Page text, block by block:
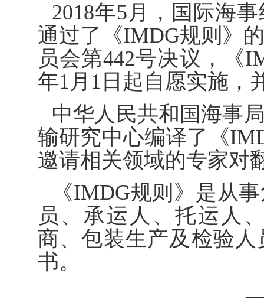
2018年5月，国际海
通过了《IMDG规则》
员会第442号决议，《
年1月1日起自愿实施，
中华人民共和国海事
输研究中心编译了《
邀请相关领域的专家对
《IMDG规则》是从
员、承运人、托运人
商、包装生产及检验
书。